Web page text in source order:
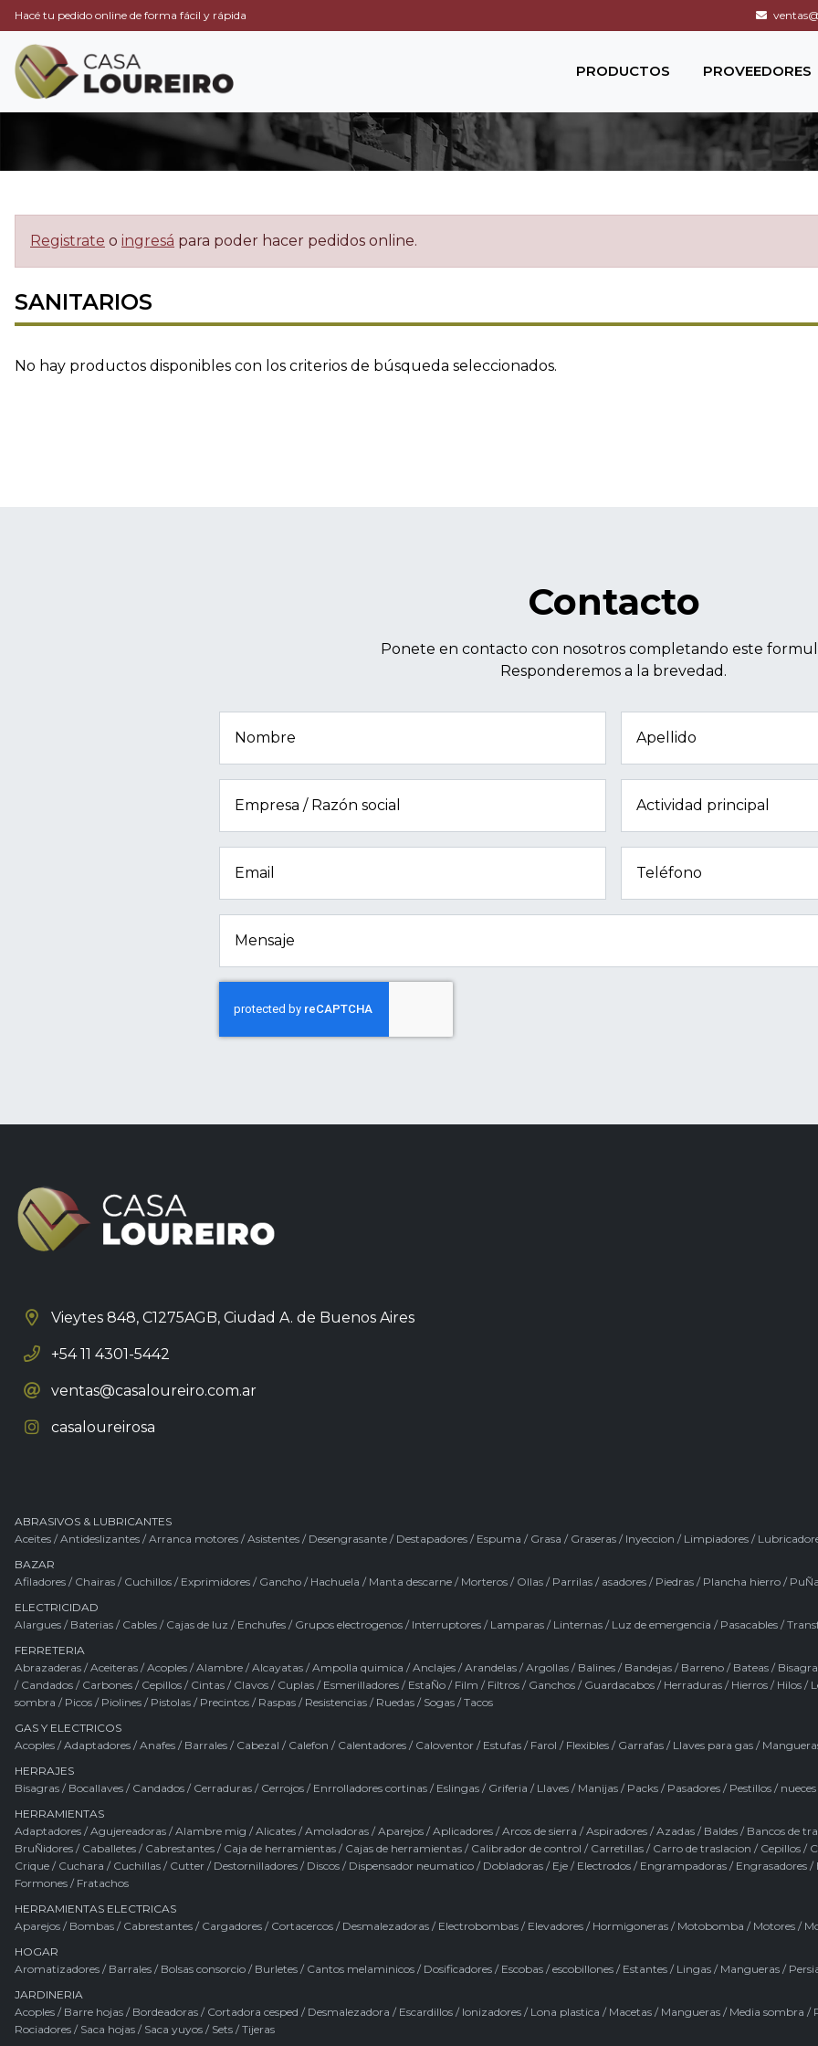
Hacé tu pedido online de forma fácil y rápida
PRODUCTOS PROVEEDORES
Registrate o ingresá para poder hacer pedidos online.
SANITARIOS
No hay productos disponibles con los criterios de búsqueda seleccionados.
Contacto
Ponete en contacto con nosotros completando este
Responderemos a la brevedad.
Nombre Apellido
Empresa / Razón social Actividad principal
Email Teléfono
Mensaje
Vieytes 848, C1275AGB, Ciudad A. de Buenos Aires
+54 11 4301-5442
ventas@casaloureiro.com.ar
casaloureirosa
ABRASIVOS & LUBRICANTES
Aceites /Antideslizantes /Arranca motores /Asistentes / Desengrasante / Destapadores / Espuma / Grasa / Graseras / Inyeccion / Limpiadores /
BAZAR
Afiladores / Chairas / Cuchillos / Exprimidores / Gancho / Hachuela / Manta descarne / Morteros / Ollas / Parrilas / asadores / Piedras / Plancha hierro /
ELECTRICIDAD
Alargues / Baterias / Cables / Cajas de luz / Enchufes / Grupos electrogenos / Interruptores / Lamparas / Linternas / Luz de emergencia / Pasacables /
FERRETERIA
Abrazaderas /Aceiteras /Acoples /Alambre /Alcayatas /Ampolla quimica /Anclajes /Arandelas /Argollas / Balines / Bandejas / Barreno / Bateas /
/ Candados / Carbones / Cepillos / Cintas / Clavos / Cuplas / Esmerilladores / EstaÑo / Film / Filtros / Ganchos / Guardacabos / Herraduras / Hierros / Hilos /
sombra / Picos / Piolines / Pistolas / Precintos / Raspas / Resistencias / Ruedas / Sogas /Tacos
GAS Y ELECTRICOS
Acoples /Adaptadores /Anafes / Barrales / Cabezal / Calefon / Calentadores / Caloventor / Estufas / Farol / Flexibles / Garrafas / Llaves para gas /
HERRAJES
Bisagras / Bocallaves / Candados / Cerraduras / Cerrojos / Enrrolladores cortinas / Eslingas / Griferia / Llaves / Manijas / Packs / Pasadores / Pestillos / nueces
HERRAMIENTAS
Adaptadores /Agujereadoras /Alambre mig /Alicates /Amoladoras /Aparejos /Aplicadores /Arcos de sierra /Aspiradores /Azadas / Baldes / Bancos de
BruÑidores / Caballetes / Cabrestantes / Caja de herramientas / Cajas de herramientas / Calibrador de control / Carretillas / Carro de traslacion / Cepillos /
Crique / Cuchara / Cuchillas / Cutter / Destornilladores / Discos / Dispensador neumatico / Dobladoras / Eje / Electrodos / Engrampadoras / Engrasadores /
Formones / Fratachos
HERRAMIENTAS ELECTRICAS
Aparejos / Bombas / Cabrestantes / Cargadores / Cortacercos / Desmalezadoras / Electrobombas / Elevadores / Hormigoneras / Motobomba / Motores /
HOGAR
Aromatizadores / Barrales / Bolsas consorcio / Burletes / Cantos melaminicos / Dosificadores / Escobas / escobillones / Estantes / Lingas / Mangueras /
JARDINERIA
Acoples / Barre hojas / Bordeadoras / Cortadora cesped / Desmalezadora / Escardillos / Ionizadores / Lona plastica / Macetas / Mangueras / Media sombra /
Rociadores / Saca hojas / Saca yuyos / Sets /Tijeras